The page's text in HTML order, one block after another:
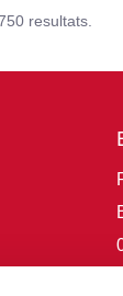
resultats.